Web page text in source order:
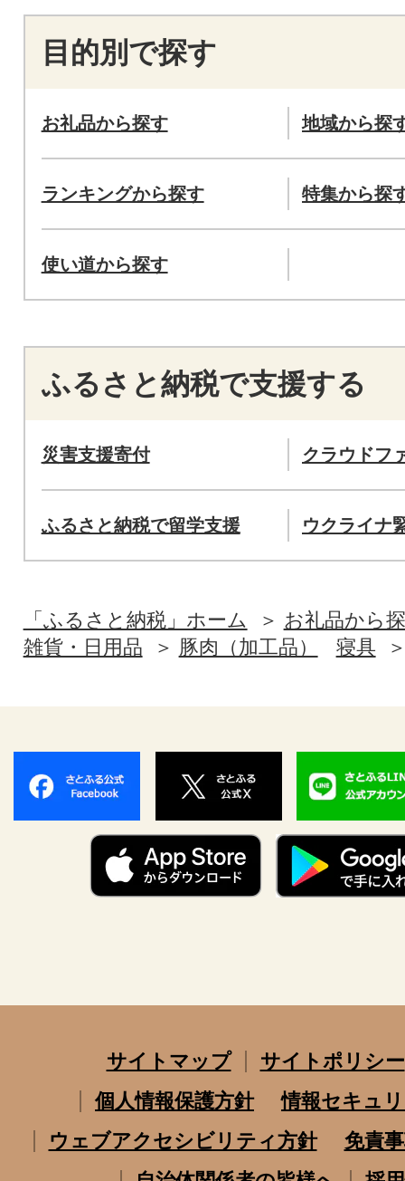
目的別で探す
お礼品から探す 地域から探
ランキングから探す 特集から探
使い道から探す
ふるさと納税で支援する
災害支援寄付 クラウドフ
ふるさと納税で留学支援 ウクライナ
「ふるさと納税」ホーム
お礼品から
雑貨・日用品
豚肉（加工品） 寝具
サイトマップ
サイトポリシー
個人情報保護方針
情報セキュ
ウェブアクセシビリティ方針
免責